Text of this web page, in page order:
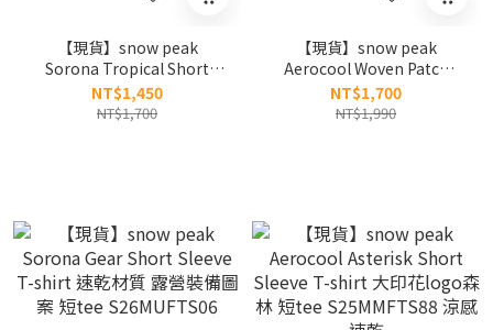
【現貨】snow peak
Sorona Tropical Short
Sleeve T-shirt 26SS 花卉植
物 短tee BTS 金泰亨同款
NT$1,450
NT$1,700
【現貨】snow peak
Aerocool Woven Patch
Short Sleeve T-shirt 26SS
背後box貼布 短tee
NT$1,700
NT$1,990